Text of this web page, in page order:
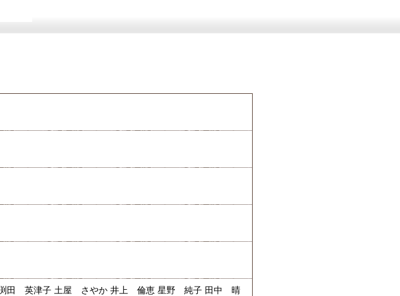
田 英津子 土屋 さやか 井上 倫恵 星野 純子 田中 晴